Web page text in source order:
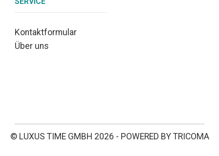
Kontaktformular
Über uns
© LUXUS TIME GMBH 2026 - POWERED BY TRICOMA